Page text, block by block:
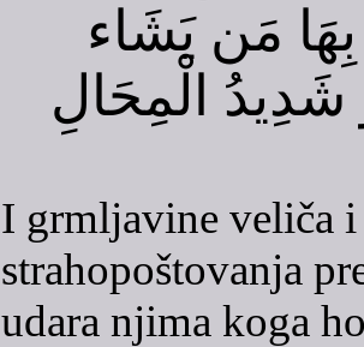
مَن يَشَاء
شَدِيدُ الْمِحَالِ
I grmljavine veliča
strahopoštovanja
udara njima koga